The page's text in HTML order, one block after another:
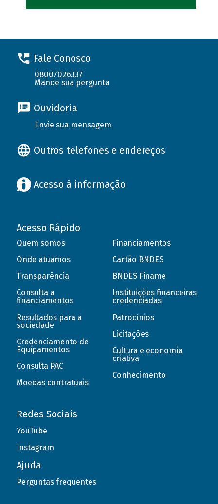
Fale Conosco
08007026337
Mande sua pergunta
Ouvidoria
Envie sua mensagem
Outros telefones e endereços
Acesso à informação
Acesso Rápido
Quem somos
Onde atuamos
Transparência
Consulta a
financiamentos
Resultados para a
sociedade
Credenciamento de
Equipamentos
Consulta PAC
Moedas contratuais
Financiamentos
Cartão BNDES
BNDES Finame
Instituições financeiras
credenciadas
Patrocínios
Licitações
Cultura e economia
criativa
Conhecimento
Redes Sociais
YouTube
Instagram
Ajuda
Perguntas frequentes